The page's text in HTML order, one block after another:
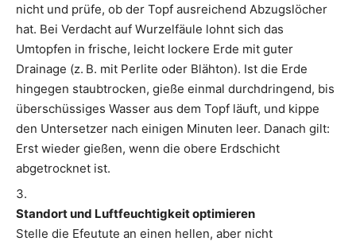
nicht und prüfe, ob der Topf ausreichend Abzugslöcher
hat. Bei Verdacht auf Wurzelfäule lohnt sich das
Umtopfen in frische, leicht lockere Erde mit guter
Drainage (z. B. mit Perlite oder Blähton). Ist die Erde
hingegen staubtrocken, gieße einmal durchdringend, bis
überschüssiges Wasser aus dem Topf läuft, und kippe
den Untersetzer nach einigen Minuten leer. Danach gilt:
Erst wieder gießen, wenn die obere Erdschicht
abgetrocknet ist.
Standort und Luftfeuchtigkeit optimieren
Stelle die Efeutute an einen hellen, aber nicht